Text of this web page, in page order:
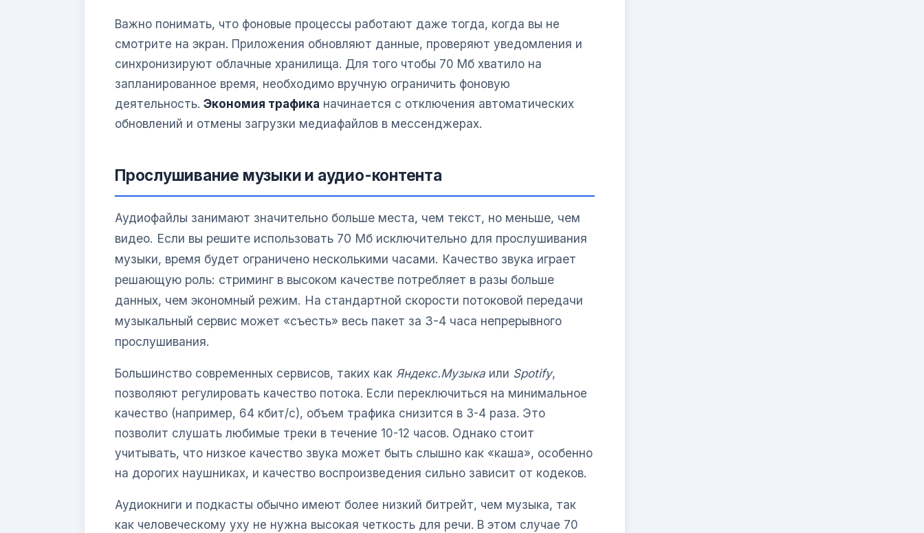
Важно понимать, что фоновые процессы работают даже тогда, когда вы не
смотрите на экран. Приложения обновляют данные, проверяют уведомления и
синхронизируют облачные хранилища. Для того чтобы 70 Мб хватило на
запланированное время, необходимо вручную ограничить фоновую
деятельность. Экономия трафика начинается с отключения автоматических
обновлений и отмены загрузки медиафайлов в мессенджерах.
Прослушивание музыки и аудио-контента
Аудиофайлы занимают значительно больше места, чем текст, но меньше, чем
видео. Если вы решите использовать 70 Мб исключительно для прослушивания
музыки, время будет ограничено несколькими часами. Качество звука играет
решающую роль: стриминг в высоком качестве потребляет в разы больше
данных, чем экономный режим. На стандартной скорости потоковой передачи
музыкальный сервис может «съесть» весь пакет за 3-4 часа непрерывного
прослушивания.
Большинство современных сервисов, таких как Яндекс.Музыка или Spotify,
позволяют регулировать качество потока. Если переключиться на минимальное
качество (например, 64 кбит/с), объем трафика снизится в 3-4 раза. Это
позволит слушать любимые треки в течение 10-12 часов. Однако стоит
учитывать, что низкое качество звука может быть слышно как «каша», особенно
на дорогих наушниках, и качество воспроизведения сильно зависит от кодеков.
Аудиокниги и подкасты обычно имеют более низкий битрейт, чем музыка, так
как человеческому уху не нужна высокая четкость для речи. В этом случае 70